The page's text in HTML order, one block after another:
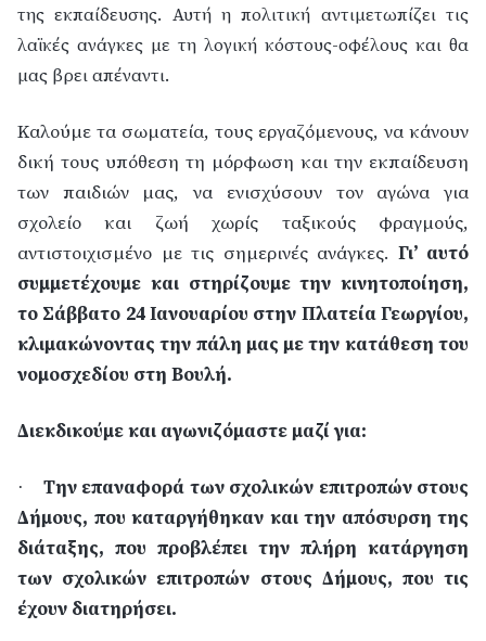
της εκπαίδευσης. Αυτή η πολιτική αντιμετωπίζει τις
λαϊκές ανάγκες με τη λογική κόστους-οφέλους και θα
μας βρει απέναντι.
Καλούμε τα σωματεία, τους εργαζόμενους, να κάνουν
δική τους υπόθεση τη μόρφωση και την εκπαίδευση
των παιδιών μας, να ενισχύσουν τον αγώνα για
σχολείο και ζωή χωρίς ταξικούς φραγμούς,
αντιστοιχισμένο με τις σημερινές ανάγκες. Γι’ αυτό
συμμετέχουμε και στηρίζουμε την κινητοποίηση,
το Σάββατο 24 Ιανουαρίου στην Πλατεία Γεωργίου,
κλιμακώνοντας την πάλη μας με την κατάθεση του
νομοσχεδίου στη Βουλή.
Διεκδικούμε και αγωνιζόμαστε μαζί για:
·
Την επαναφορά των σχολικών επιτροπών στους
Δήμους, που καταργήθηκαν και την απόσυρση της
διάταξης, που προβλέπει την πλήρη κατάργηση
των σχολικών επιτροπών στους Δήμους, που τις
έχουν διατηρήσει.